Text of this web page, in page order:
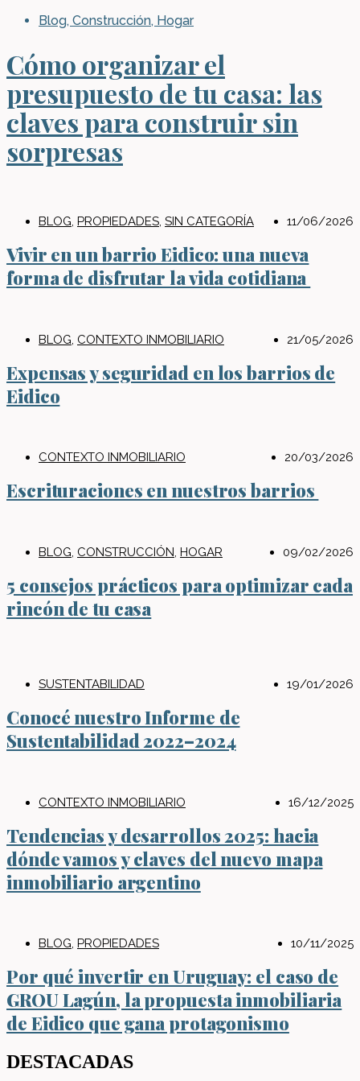
Blog, Construcción, Hogar
Cómo organizar el
presupuesto de tu casa: las
claves para construir sin
sorpresas
BLOG, PROPIEDADES, SIN CATEGORÍA 11/06/2026
Vivir en un barrio Eidico: una nueva
forma de disfrutar la vida cotidiana
BLOG CONTEXTO INMOBILIARIO 21/05/2026
Expensas y seguridad en los barrios de
Eidico
CONTEXTO INMOBILIARIO 20/03/2026
Escrituraciones en nuestros barrios
BLOG CONSTRUCCIÓN HOGAR 09/02/2026
5 consejos prácticos para optimizar cada
rincón de tu casa
SUSTENTABILIDAD 19/01/2026
Conocé nuestro Informe de
Sustentabilidad 2022–2024
CONTEXTO INMOBILIARIO 16/12/2025
Tendencias y desarrollos 2025: hacia
dónde vamos y claves del nuevo mapa
inmobiliario argentino
BLOG, PROPIEDADES 10/11/2025
Por qué invertir en Uruguay: el caso de
GROU Lagún, la propuesta inmobiliaria
de Eidico que gana protagonismo
DESTACADAS